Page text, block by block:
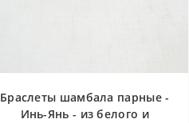
Браслеты шамбала парные -
Инь-Янь - из белого и